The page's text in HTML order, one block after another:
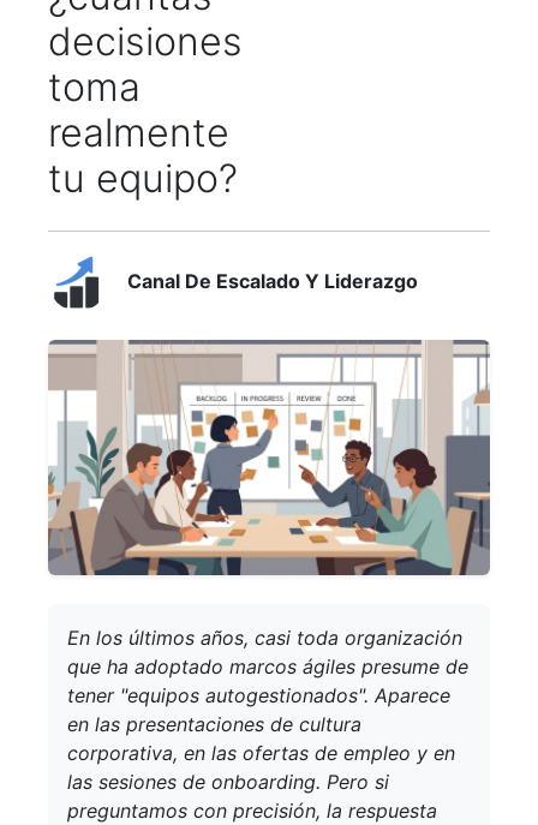
decisiones
toma
realmente
tu equipo?
Canal De Escalado Y Liderazgo
En los últimos años, casi toda organización
que ha adoptado marcos ágiles presume de
tener "equipos autogestionados". Aparece
en las presentaciones de cultura
corporativa, en las ofertas de empleo y en
las sesiones de onboarding. Pero si
preguntamos con precisión, la respuesta